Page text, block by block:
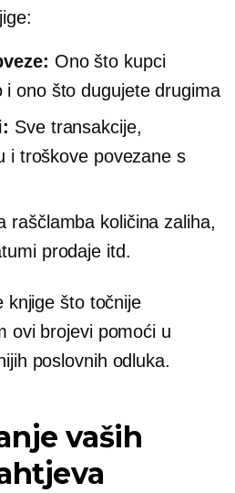
Ono što kupci
i ono što dugujete drugima
Sve transakcije,
i troškove povezane s
raščlamba količina zaliha,
prodaje itd.
knjige što točnije
ovi brojevi pomoći u
poslovnih odluka.
vaših